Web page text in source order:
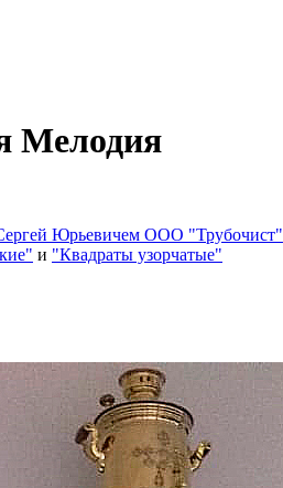
Мелодия
Юрьевичем ООО "Трубочист"
и "Квадраты узорчатые"